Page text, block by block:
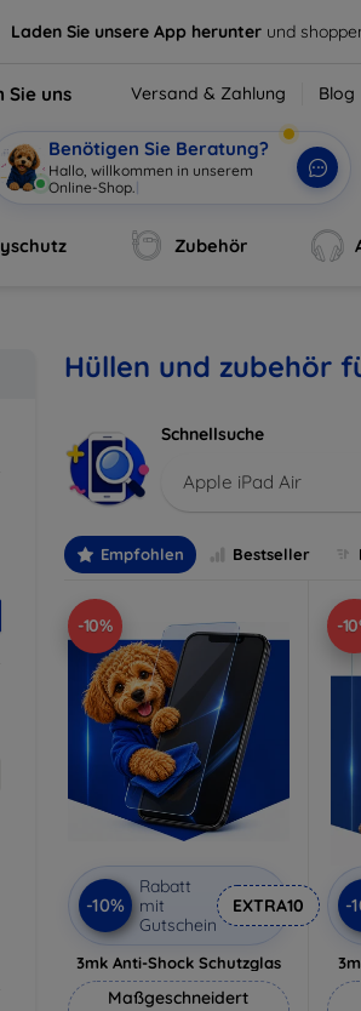
Laden Sie unsere App herunter und
Sie uns Versand & Zahlung Blog
Benötigen Sie Beratung?
Hallo, willkommen in unserem
Online-Shop. |
Zubehör
Hüllen und zubehör
Schnellsuche
Apple iPad Air
Empfohlen Bestseller
-10%
-10%
Rabatt
mit
Gutschein
EXTRA10
3mk Anti-Shock Schutzglas
Maßgeschneidert
-
-